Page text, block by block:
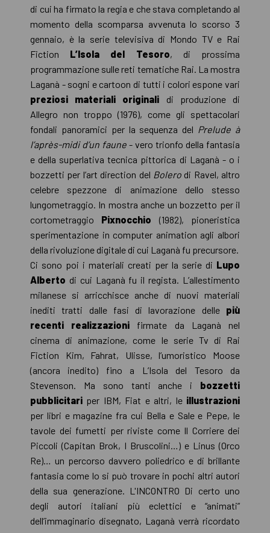
di cui ha firmato la regia e che stava completando al
momento della scomparsa avvenuta lo scorso 3
gennaio, è la serie televisiva di Mondo TV e Rai
Fiction L’Isola del Tesoro, di prossima
programmazione sulle reti tematiche Rai. La mostra
Laganà - sogni e cartoon di tutti i colori espone vari
preziosi materiali originali di produzione di
Allegro non troppo (1976), come gli spettacolari
fondali panoramici per la sequenza del Prelude à
l’après-midi d’un faune - vero trionfo della fantasia
e della superlativa tecnica pittorica di Laganà - o i
bozzetti per l’art direction del Bolerodi Ravel, altro
celebre spezzone di animazione dello stesso
lungometraggio. In mostra anche un bozzetto per il
cortometraggio Pixnocchio (1982), pioneristica
sperimentazione in computer animation agli albori
della rivoluzione digitale di cui Laganà fu precursore.
Ci sono poi i materiali creati per la serie di Lupo
Alberto di cui Laganà fu il regista. L’allestimento
milanese si arricchisce anche di nuovi materiali
inediti tratti dalle fasi di lavorazione delle più
recenti realizzazioni firmate da Laganà nel
cinema di animazione, come le serie Tv di Rai
Fiction Kim, Fahrat, Ulisse, l’umoristico Moose
(ancora inedito) fino a L’Isola del Tesoro da
Stevenson. Ma sono tanti anche i bozzetti
pubblicitari per IBM, Fiat e altri, le illustrazioni
per libri e magazine fra cui Bella e Sale e Pepe, le
tavole dei fumetti per riviste come Il Corriere dei
Piccoli (Capitan Brok, I Bruscolini…) e Linus (Orco
Re)… un percorso davvero poliedrico e di brillante
fantasia come lo si può trovare in pochi altri autori
della sua generazione. L'INCONTRO Di certo uno
degli autori italiani più eclettici e “animati”
dell’immaginario disegnato, Laganà verrà ricordato